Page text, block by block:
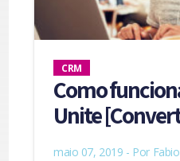
CRM
Como
Unite
maio 07, 2019 - Por